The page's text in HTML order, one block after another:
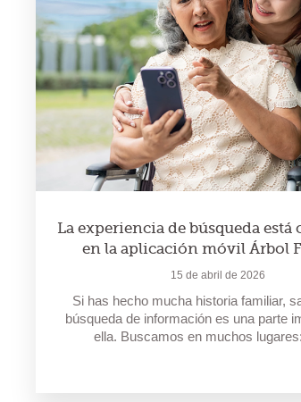
La experiencia de búsqueda está
en la aplicación móvil Árbol
15 de abril de 2026
Si has hecho mucha historia familiar,
búsqueda de información es una parte
ella. Buscamos en muchos